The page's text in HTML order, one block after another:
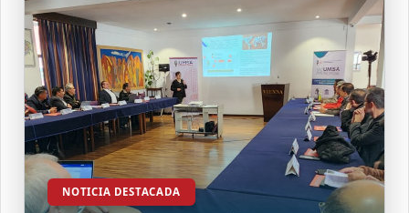
NOTICIA DESTACADA